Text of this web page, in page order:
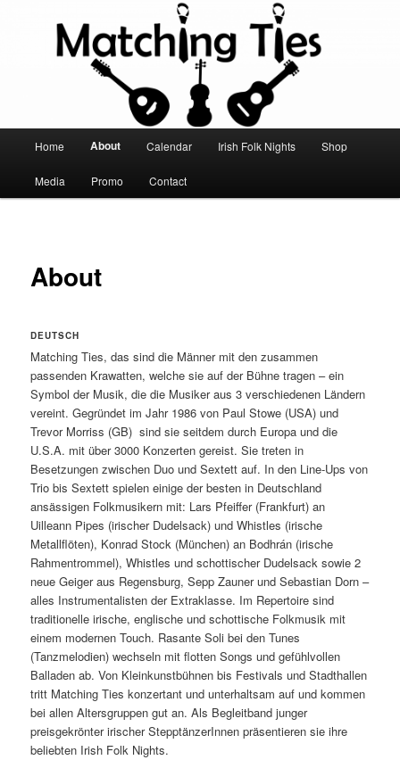
Matching Ties
Seit 1986 spielen Musiker aus USA, UK, Irland und Deutschland in
Besetzungen zwischen Duo und Sextett irische, englische und schottische
Folkmusik und begleiten irische TänzerInnen bei ihrer Irish Folk Nights.
Home About Calendar Irish Folk Nights Shop
Media Promo Contact
About
DEUTSCH
Matching Ties, das sind die Männer mit den zusammen
passenden Krawatten, welche sie auf der Bühne tragen – ein
Symbol der Musik, die die Musiker aus 3 verschiedenen Ländern
vereint. Gegründet im Jahr 1986 von Paul Stowe (USA) und
Trevor Morriss (GB) sind sie seitdem durch Europa und die
U.S.A. mit über 3000 Konzerten gereist. Sie treten in
Besetzungen zwischen Duo und Sextett auf. In den Line-Ups von
Trio bis Sextett spielen einige der besten in Deutschland
ansässigen Folkmusikern mit: Lars Pfeiffer (Frankfurt) an
Uilleann Pipes (irischer Dudelsack) und Whistles (irische
Metallflöten), Konrad Stock (München) an Bodhrán (irische
Rahmentrommel), Whistles und schottischer Dudelsack sowie 2
neue Geiger aus Regensburg, Sepp Zauner und Sebastian Dorn –
alles Instrumentalisten der Extraklasse. Im Repertoire sind
traditionelle irische, englische und schottische Folkmusik mit
einem modernen Touch. Rasante Soli bei den Tunes
(Tanzmelodien) wechseln mit flotten Songs und gefühlvollen
Balladen ab. Von Kleinkunstbühnen bis Festivals und Stadthallen
tritt Matching Ties konzertant und unterhaltsam auf und kommen
bei allen Altersgruppen gut an. Als Begleitband junger
preisgekrönter irischer StepptänzerInnen präsentieren sie ihre
beliebten Irish Folk Nights.